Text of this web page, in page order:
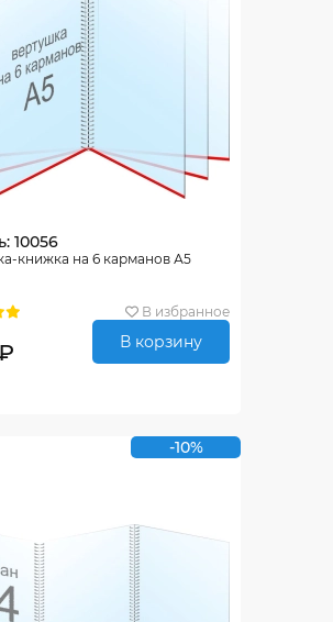
10056
книжка на 6 карманов А5
В избранное
В корзину
-10%